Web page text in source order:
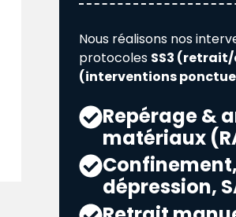
Nous réalisons nos
protocoles SS3
(interventions
Repérage &
matériaux
dépression,